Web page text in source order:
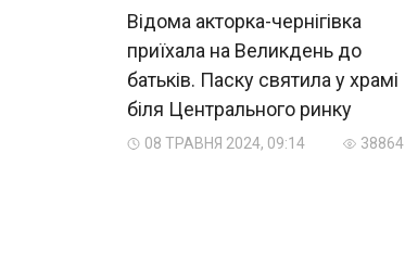
Відома акторка-чернігівка
приїхала на Великдень до
батьків. Паску святила у храмі
біля Центрального ринку
08 ТРАВНЯ 2024, 09:14 38864